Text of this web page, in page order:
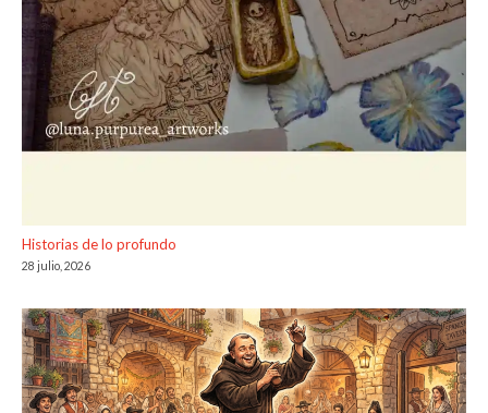
Historias de lo profundo
28 julio, 2026